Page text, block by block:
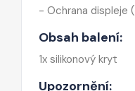
- Ochrana displeje
Obsah balení:
1x silikonový kryt
Upozornění: